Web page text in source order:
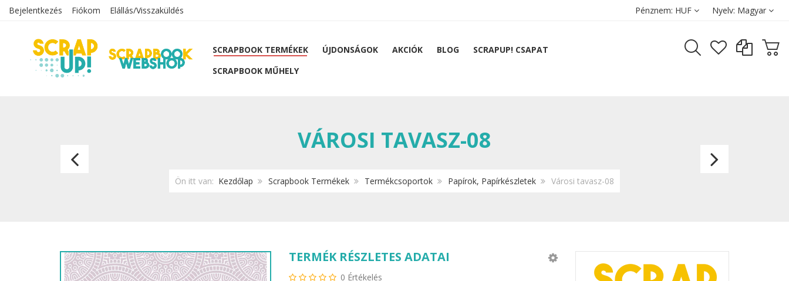
Bejelentkezés Fiókom Elállás/Visszaküldés Nyelv: Magyar
Pénznem: HUF
SCRAPBOOK TERMÉKEK ÚJDONSÁGOK AKCIÓK BLOG
SCRAPUP! CSAPAT
SCRAPBOOK MŰHELY
VÁROSI TAVASZ-08
Ön itt van: Kezdőlap Scrapbook Termékek Termékcsoportok Papírok, Papírkészletek Városi tavasz-08
Városi
Városi
TERMÉK RÉSZLETES ADATAI
0 Értékelés